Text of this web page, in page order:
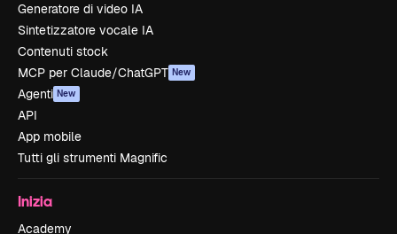
Generatore di video IA
Sintetizzatore vocale IA
Contenuti stock
MCP per Claude/ChatGPT New
Agenti New
API
App mobile
Tutti gli strumenti Magnific
Inizia
Academy